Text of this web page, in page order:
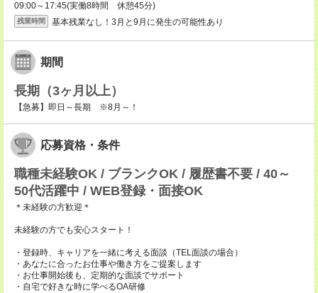
09:00～17:45(実働8時間 休憩45分)
残業時間 基本残業なし！3月と9月に発生の可能性あり
期間
長期（3ヶ月以上）
【急募】即日～長期 ※8月～！
応募資格・条件
職種未経験OK / ブランクOK / 履歴書不要 / 40～
50代活躍中 / WEB登録・面接OK
＊未経験の方歓迎＊
未経験の方でも安心スタート！
・登録時、キャリアを一緒に考える面談（TEL面談の場合）
・あなたに合ったお仕事や働き方をご提案します
・お仕事開始後も、定期的な面談でサポート
・自宅で好きな時に学べるOA研修